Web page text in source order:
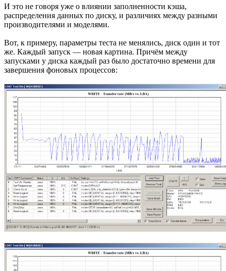
И это не говоря уже о влиянии заполненности кэша,
распределения данных по диску, и различиях между разными
производителями и моделями.
Вот, к примеру, параметры теста не менялись, диск один и тот
же. Каждый запуск — новая картина. Причём между
запусками у диска каждый раз было достаточно времени для
завершения фоновых процессов: